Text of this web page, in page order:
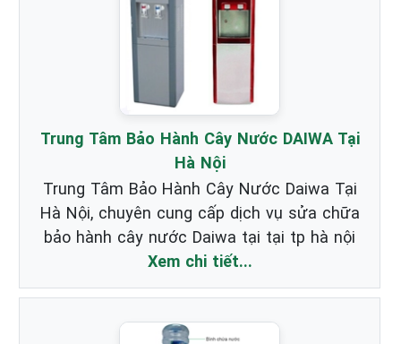
Trung Tâm Bảo Hành Cây Nước DAIWA Tại
Hà Nội
Trung Tâm Bảo Hành Cây Nước Daiwa Tại
Hà Nội, chuyên cung cấp dịch vụ sửa chữa
bảo hành cây nước Daiwa tại tại tp hà nội
Xem chi tiết...